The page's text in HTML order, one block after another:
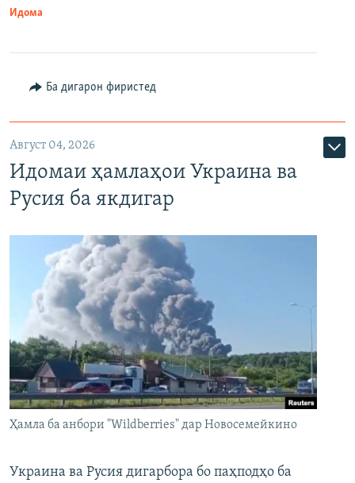
Идома
Ба дигарон фиристед
Август 04, 2026
Идомаи ҳамлаҳои Украина ва
Русия ба якдигар
Ҳамла ба анбори "Wildberries" дар Новосемейкино
Украина ва Русия дигарбора бо паҳподҳо ба